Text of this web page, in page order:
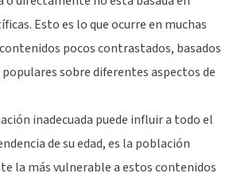
Esto es lo que ocurre en muchas
pocos contrastados, basados
sobre diferentes aspectos de
inadecuada puede influir a todo el
de su edad, es la población
la más vulnerable a estos contenidos